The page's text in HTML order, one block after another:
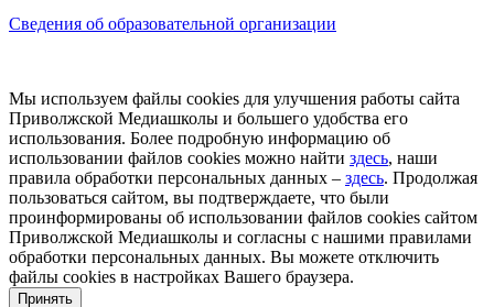
Сведения об образовательной организации
Мы используем файлы cookies для улучшения работы сайта
Приволжской Медиашколы и большего удобства его
использования. Более подробную информацию об
использовании файлов cookies можно найти здесь, наши
правила обработки персональных данных – здесь. Продолжая
пользоваться сайтом, вы подтверждаете, что были
проинформированы об использовании файлов cookies сайтом
Приволжской Медиашколы и согласны с нашими правилами
обработки персональных данных. Вы можете отключить
файлы cookies в настройках Вашего браузера.
Принять